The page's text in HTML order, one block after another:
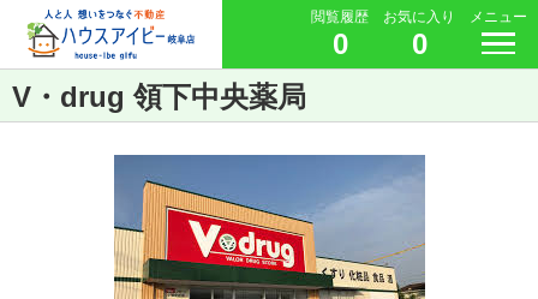
閲覧履歴
0
お気に入り
0
メニュー
V・drug 領下中央薬局